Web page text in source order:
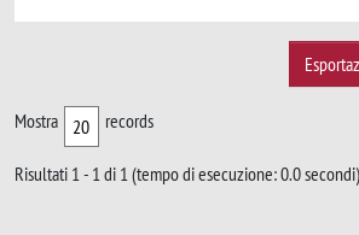
Mostra records
Risultati 1 - 1 di 1 (tempo di esecuzione: 0.0